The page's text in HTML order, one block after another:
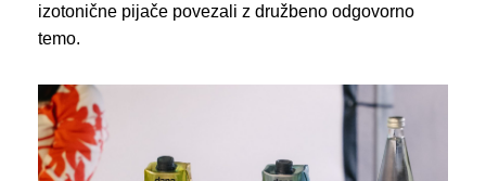
izotonične pijače povezali z družbeno odgovorno
temo.